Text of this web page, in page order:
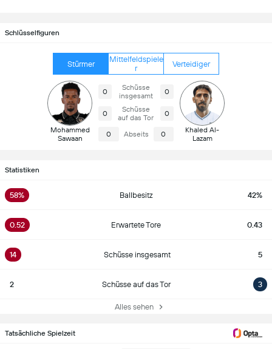
Schlüsselfiguren
Stürmer
Mittelfeldspiele
r
Verteidiger
Mohammed
Sawaan
0
Schüsse
insgesamt
0
0
Schüsse
auf das Tor
0
0 Abseits 0
Khaled Al-
Lazam
Statistiken
58% Ballbesitz 42%
0.52 Erwartete Tore 0.43
14 Schüsse insgesamt 5
2 Schüsse auf das Tor 3
Alles sehen
Tatsächliche Spielzeit